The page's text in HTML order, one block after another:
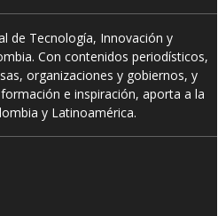
de Tecnología, Innovación y
Con contenidos periodísticos,
organizaciones y gobiernos, y
e inspiración, aporta a la
y Latinoamérica.